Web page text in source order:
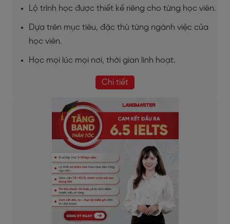
Lộ trình học được thiết kế riêng cho từng học viên.
Dựa trên mục tiêu, đặc thù từng ngành việc của
học viên.
Học mọi lúc mọi nơi, thời gian linh hoạt.
Chi tiết